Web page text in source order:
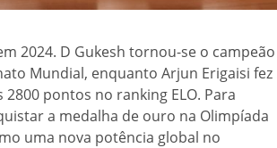
2024. D Gukesh tornou-se o campeão
Mundial, enquanto Arjun Erigaisi fez
pontos no ranking ELO. Para
a medalha de ouro na Olimpíada
uma nova potência global no